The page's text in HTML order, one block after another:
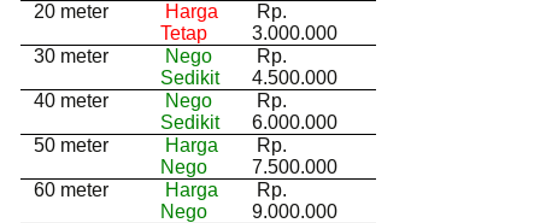
20 meter
Harga
Tetap
Rp.
3.000.000
30 meter
Nego
Sedikit
Rp.
4.500.000
40 meter
Nego
Sedikit
Rp.
6.000.000
50 meter
Harga
Nego
Rp.
7.500.000
60 meter
Harga
Nego
Rp.
9.000.000